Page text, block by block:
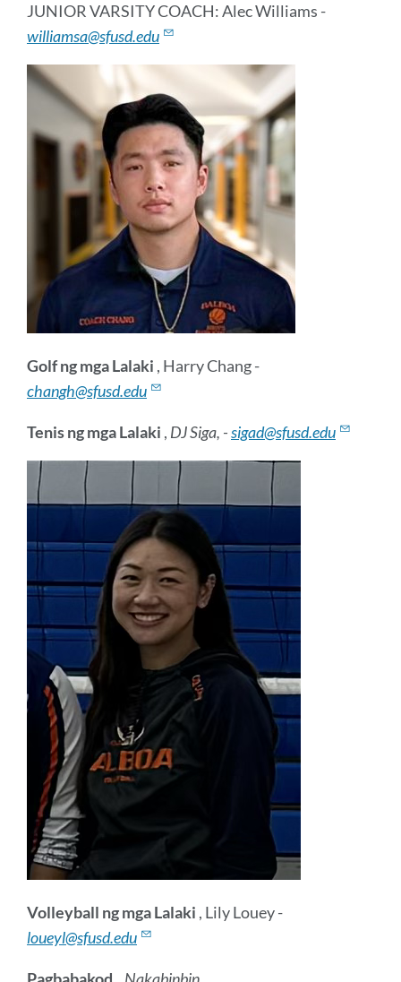
JUNIOR VARSITY COACH: Alec Williams -
williamsa@sfusd.edu
Golf ng mga Lalaki , Harry Chang -
changh@sfusd.edu
Tenis ng mga Lalaki , DJ Siga, -sigad@sfusd.edu
Volleyball ng mga Lalaki , Lily Louey -
loueyl@sfusd.edu